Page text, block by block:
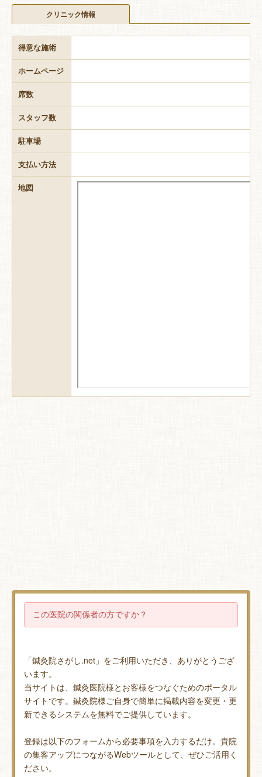
クリニック情報
得意な施術
ホームページ
席数
スタッフ数
駐車場
支払い方法
地図
この医院の関係者の方ですか？
「鍼灸院さがし.net」をご利用いただき、ありがとうござ
います。
当サイトは、鍼灸医院様とお客様をつなぐためのポータル
サイトです。鍼灸院様ご自身で簡単に掲載内容を変更・更
新できるシステムを無料でご提供しています。
登録は以下のフォームから必要事項を入力するだけ。貴院
の集客アップにつながるWebツールとして、ぜひご活用く
ださい。